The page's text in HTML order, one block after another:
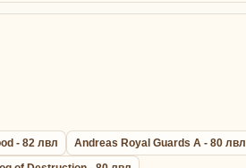
- 82 лвл
Andreas Royal Guards A - 80 лвл